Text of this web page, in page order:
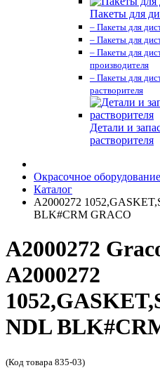
Пакеты для
– Пакеты для
– Пакеты для
– Пакеты для
производителя
– Пакеты для
растворителя
Детали и
растворителя
Окрасочное оборудование
Каталог
A2000272
BLK#CRM GRACO
A2000272
A2000272
NDL
(Код товара 835-03)